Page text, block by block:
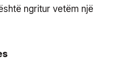
ngritur vetëm një